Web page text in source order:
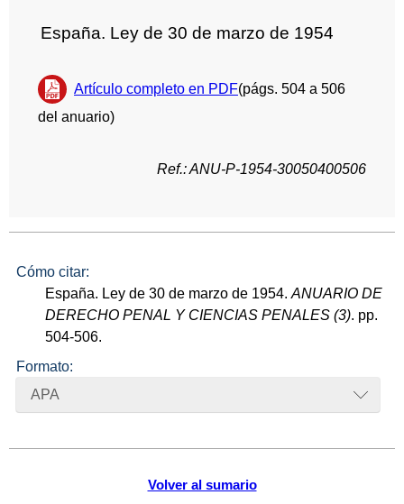
Volver al sumario
España. Ley de 30 de marzo de 1954
Artículo completo en PDF(págs. 504 a 506
del anuario)
Ref.: ANU-P-1954-30050400506
Cómo citar:
España. Ley de 30 de marzo de 1954.ANUARIO DE
DERECHO PENAL Y CIENCIAS PENALES (3). pp.
504-506.
Formato:
APA